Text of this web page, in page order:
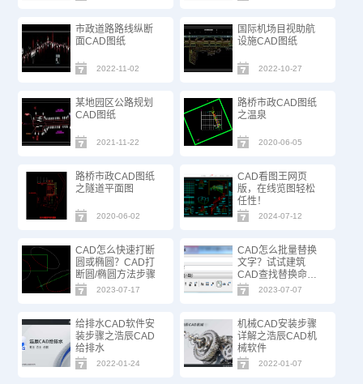
市政道路路线纵断
面CAD图纸
2022-11-02
国际机场目视助航
设施CAD图纸
2022-10-27
某地园区公路规划
CAD图纸
2021-11-22
路桥市政CAD图纸
之温泉
2020-06-05
路桥市政CAD图纸
之隧道平面图
2020-06-02
CAD看图王网页
版，在线览图轻松
任性！
2024-07-12
CAD怎么快速打断
圆或椭圆？CAD打
断圆/椭圆方法步骤
2023-07-17
CAD怎么批量替换
文字？试试建筑
CAD查找替换命
令！
2023-07-07
给排水CAD软件安
装步骤之浩辰CAD
给排水
2022-01-24
机械CAD安装步骤
详解之浩辰CAD机
械软件
2022-01-07